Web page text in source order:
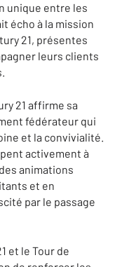
unique entre les
écho à la mission
21, présentes
leurs clients
21 affirme sa
fédérateur qui
et la convivialité.
activement à
animations
et en
par le passage
et le Tour de